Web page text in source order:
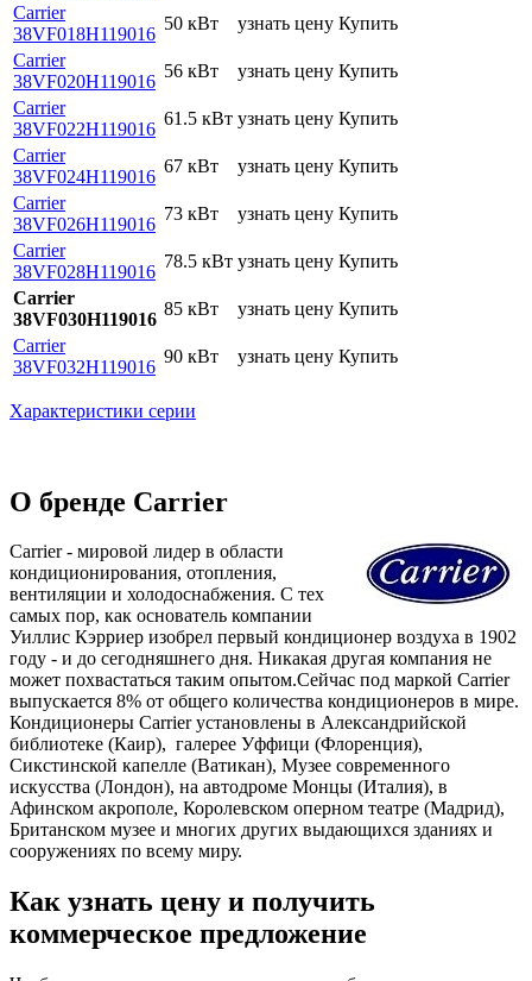
Carrier
38VF018H119016
50 кВт узнать цену Купить
Carrier
38VF020H119016
56 кВт узнать цену Купить
Carrier
38VF022H119016
61.5 кВт узнать цену Купить
Carrier
38VF024H119016
67 кВт узнать цену Купить
Carrier
38VF026H119016
73 кВт узнать цену Купить
Carrier
38VF028H119016
78.5 кВт узнать цену Купить
Carrier
38VF030H119016
85 кВт узнать цену Купить
Carrier
38VF032H119016
90 кВт узнать цену Купить
Характеристики серии
О бренде Carrier
Carrier - мировой лидер в области
кондиционирования, отопления,
вентиляции и холодоснабжения. С тех
самых пор, как основатель компании
Уиллис Кэрриер изобрел первый кондиционер воздуха в 1902
году - и до сегодняшнего дня. Никакая другая компания не
может похвастаться таким опытом.Сейчас под маркой Carrier
выпускается 8% от общего количества кондиционеров в мире.
Кондиционеры Carrier установлены в Александрийской
библиотеке (Каир), галерее Уффици (Флоренция),
Сикстинской капелле (Ватикан), Музее современного
искусства (Лондон), на автодроме Монцы (Италия), в
Афинском акрополе, Королевском оперном театре (Мадрид),
Британском музее и многих других выдающихся зданиях и
сооружениях по всему миру.
Как узнать цену и получить
коммерческое предложение